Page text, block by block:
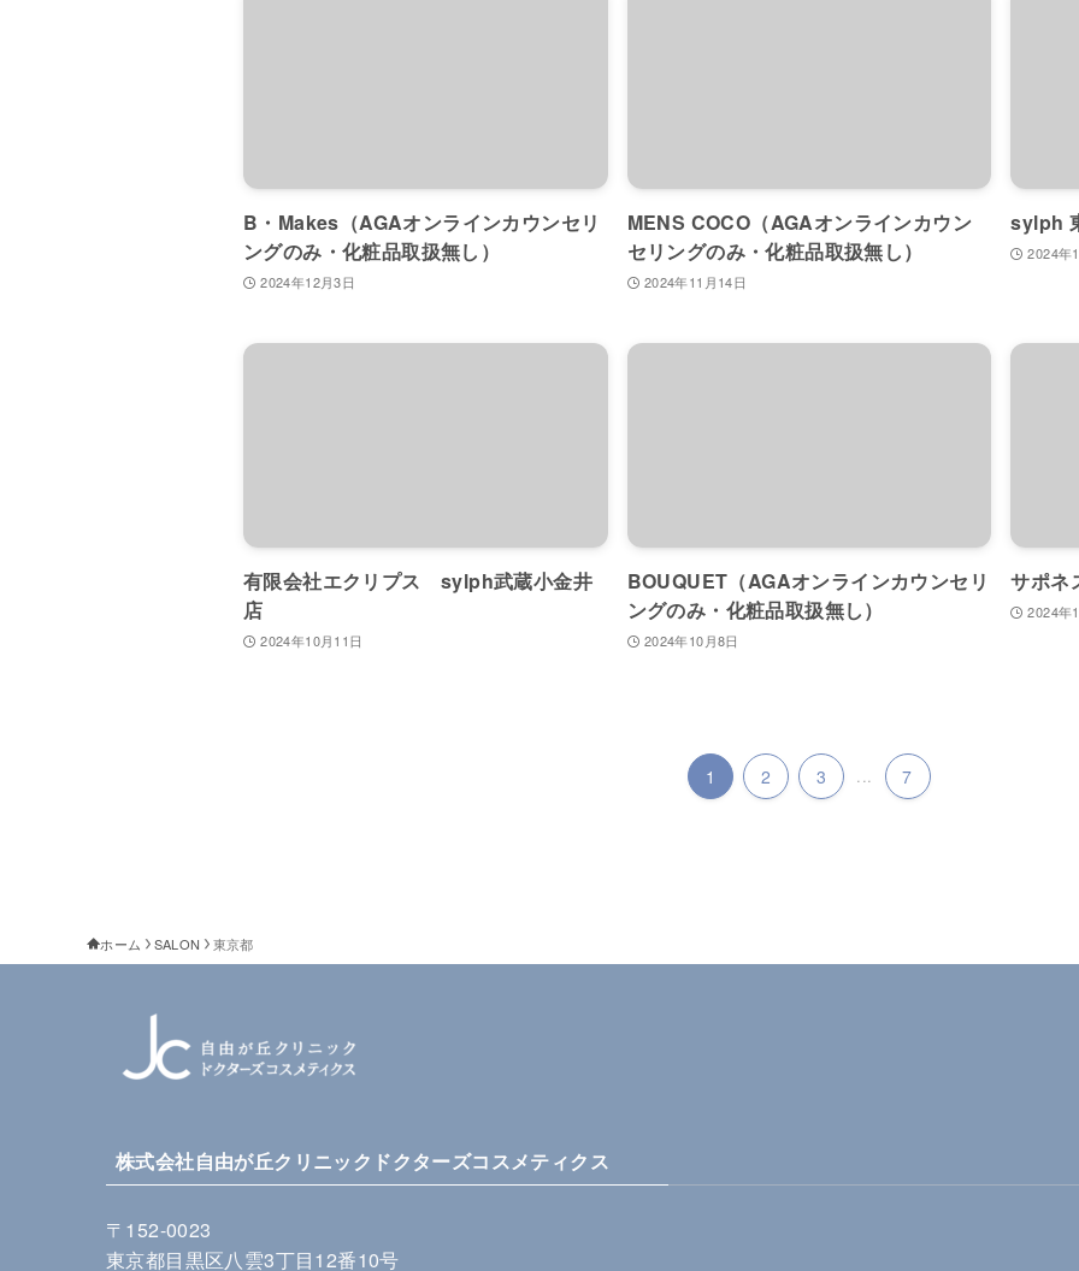
B・Makes（AGAオンラインカウンセリ
ングのみ・化粧品取扱無し）
2024年12月3日
MENS COCO（AGAオンラインカウン
セリングのみ・化粧品取扱無し）
2024年11月14日
sylph
2024年
有限会社エクリプス sylph武蔵小金井
店
2024年10月11日
BOUQUET（AGAオンラインカウンセリ
ングのみ・化粧品取扱無し）
2024年10月8日
サポネ
2024年
1 2 3 ... 7
ホーム SALON 東京都
株式会社自由が丘クリニックドクターズコスメティクス
〒152-0023
東京都目黒区八雲3丁目12番10号